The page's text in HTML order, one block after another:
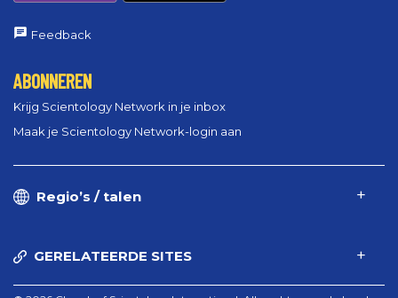
Feedback
ABONNEREN
Krijg Scientology Network in je inbox
Maak je Scientology Network-login aan
Regio’s / talen
GERELATEERDE SITES